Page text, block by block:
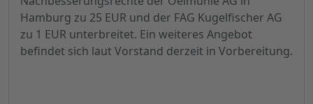
Hamburg zu 25 EUR und der FAG Kugelfischer AG
zu 1 EUR unterbreitet. Ein weiteres Angebot
befindet sich laut Vorstand derzeit in Vorbereitung.